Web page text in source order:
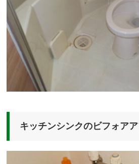
キッチンシンクのビフォア